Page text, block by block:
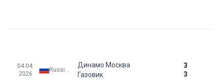
04.04.
2026
Динамо Москва
3
3
Газовик